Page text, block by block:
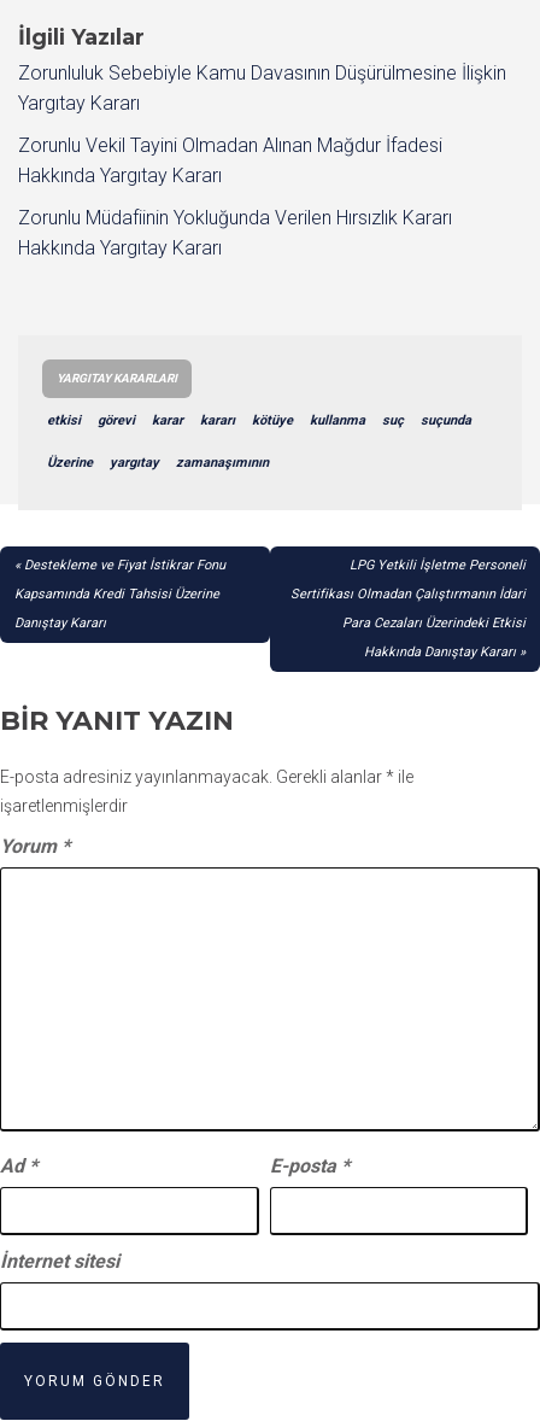
İlgili Yazılar
Zorunluluk Sebebiyle Kamu Davasının Düşürülmesine İlişkin
Yargıtay Kararı
Zorunlu Vekil Tayini Olmadan Alınan Mağdur İfadesi
Hakkında Yargıtay Kararı
Zorunlu Müdafiinin Yokluğunda Verilen Hırsızlık Kararı
Hakkında Yargıtay Kararı
YARGITAY KARARLARI
etkisi görevi karar kararı kötüye kullanma suç suçunda
Üzerine yargıtay zamanaşımının
YAZI
GEZINMESI
Destekleme ve Fiyat İstikrar Fonu
Kapsamında Kredi Tahsisi Üzerine
Danıştay Kararı
LPG Yetkili İşletme Personeli
Sertifikası Olmadan Çalıştırmanın İdari
Para Cezaları Üzerindeki Etkisi
Hakkında Danıştay Kararı
BIR YANIT YAZIN
E-posta adresiniz yayınlanmayacak. Gerekli alanlar* ile
işaretlenmişlerdir
Yorum *
Ad * E-posta *
İnternet sitesi